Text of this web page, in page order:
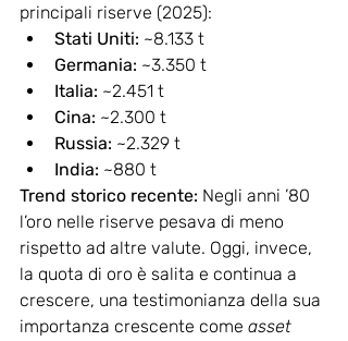
principali riserve (2025):
Stati Uniti: ~8.133 t
Germania: ~3.350 t
Italia: ~2.451 t
Cina: ~2.300 t
Russia: ~2.329 t
India: ~880 t
Trend storico recente: Negli anni ’80
l’oro nelle riserve pesava di meno
rispetto ad altre valute. Oggi, invece,
la quota di oro è salita e continua a
crescere, una testimonianza della sua
importanza crescente come asset